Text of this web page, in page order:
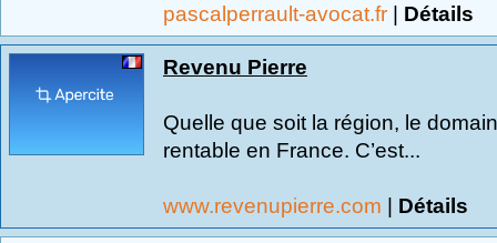
pascalperrault-avocat.fr | Détails
Revenu Pierre
Quelle que soit la région, le
rentable en France. C’est...
www.revenupierre.com | Détails